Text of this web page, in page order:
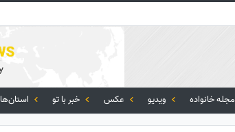
مجله خانواده ویدیو عکس خبر با تو استان‌ها